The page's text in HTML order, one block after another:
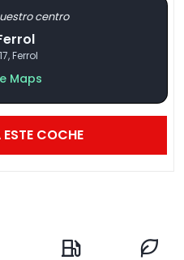
centro
Ferrol
Maps
ESTE COCHE